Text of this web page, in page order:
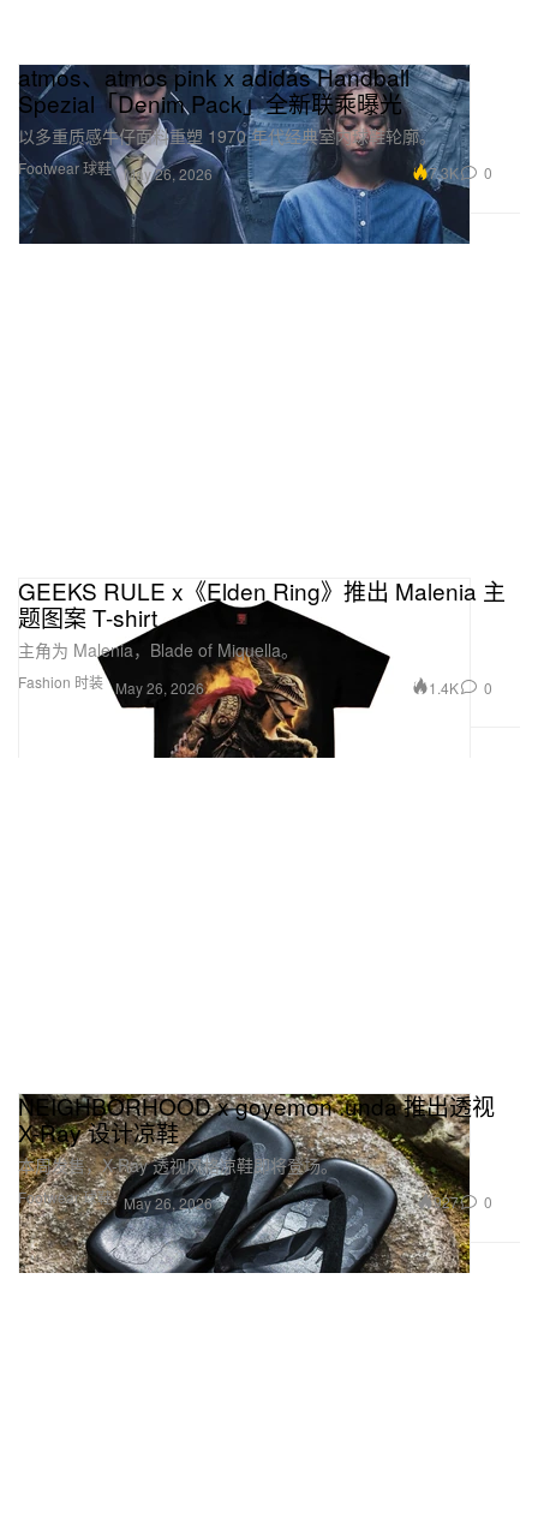
Footwear 球鞋
atmos、atmos pink x adidas Handball
Spezial「Denim Pack」全新联乘曝光
以多重质感牛仔面料重塑 1970 年代经典室内球鞋轮廓。
May 26, 2026 7.3K 0
Fashion 时装
GEEKS RULE x《Elden Ring》推出 Malenia 主
题图案 T-shirt
主角为 Malenia，Blade of Miquella。
May 26, 2026 1.4K 0
Footwear 球鞋
NEIGHBORHOOD x goyemon .unda 推出透视
X-Ray 设计凉鞋
本周发售，X-Ray 透视风格凉鞋即将登场。
May 26, 2026 927 0